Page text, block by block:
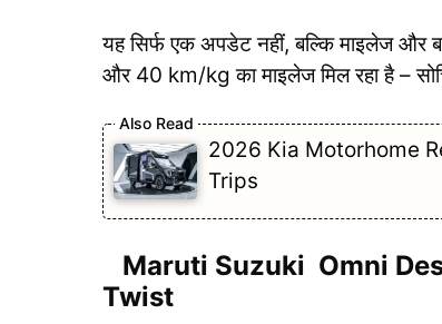
यह सिर्फ एक अपडेट नहीं, बल्कि माइलेज
और 40 km/kg का माइलेज मिल रहा है –
2026 Kia Motorhome
Trips
Maruti Suzuki Omni
Twist